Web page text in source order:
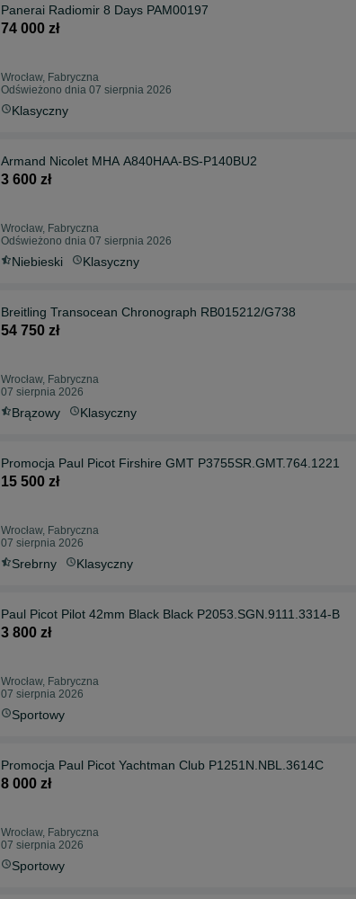
Panerai Radiomir 8 Days PAM00197
74 000 zł
Wrocław, Fabryczna
Odświeżono dnia 07 sierpnia 2026
Klasyczny
Armand Nicolet MHA A840HAA-BS-P140BU2
3 600 zł
Wrocław, Fabryczna
Odświeżono dnia 07 sierpnia 2026
Niebieski Klasyczny
Breitling Transocean Chronograph RB015212/G738
54 750 zł
Wrocław, Fabryczna
07 sierpnia 2026
Brązowy Klasyczny
Promocja Paul Picot Firshire GMT P3755SR.GMT.764.1221
15 500 zł
Wrocław, Fabryczna
07 sierpnia 2026
Srebrny Klasyczny
Paul Picot Pilot 42mm Black Black P2053.SGN.9111.3314-B
3 800 zł
Wrocław, Fabryczna
07 sierpnia 2026
Sportowy
Promocja Paul Picot Yachtman Club P1251N.NBL.3614C
8 000 zł
Wrocław, Fabryczna
07 sierpnia 2026
Sportowy